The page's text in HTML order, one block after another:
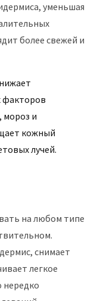
уменьшая
более свежей и
факторов
мороз и
кожный
лучей.
на любом типе
снимает
легкое
нередко